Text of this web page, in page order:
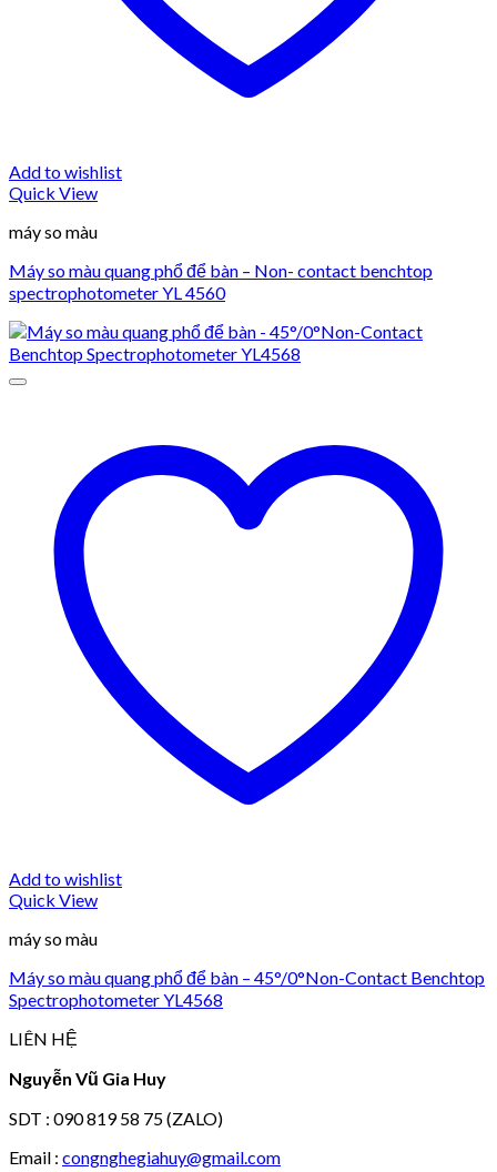
Add to wishlist
Quick View
máy so màu
Máy so màu quang phổ để bàn – Non- contact benchtop
spectrophotometer YL 4560
Add to wishlist
Quick View
máy so màu
Máy so màu quang phổ để bàn – 45°/0°Non-Contact Benchtop
Spectrophotometer YL4568
LIÊN HỆ
Nguyễn Vũ Gia Huy
SDT : 090 819 58 75 (ZALO)
Email : congnghegiahuy@gmail.com